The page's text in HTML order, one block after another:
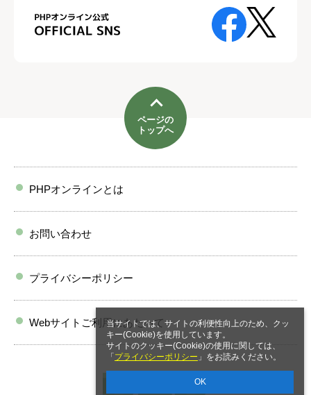
当サイトでは、サイトの利便性向上のため、クッ
キー(Cookie)を使用しています。
サイトのクッキー(Cookie)の使用に関しては、
「 プライバシーポリシー 」をお読みください。
OK
ページの
トップへ
PHPオンラインとは
お問い合わせ
プライバシーポリシー
Webサイトご利用にあたって